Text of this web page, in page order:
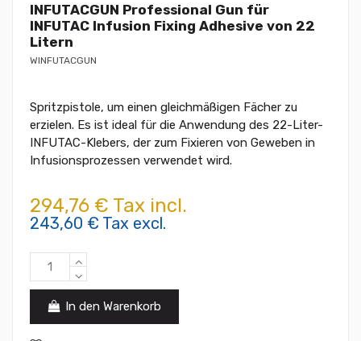
INFUTACGUN Professional Gun für
INFUTAC Infusion Fixing Adhesive von 22
Litern
WINFUTACGUN
Spritzpistole, um einen gleichmäßigen Fächer zu
erzielen. Es ist ideal für die Anwendung des 22-Liter-
INFUTAC-Klebers, der zum Fixieren von Geweben in
Infusionsprozessen verwendet wird.
294,76 € Tax incl.
243,60 € Tax excl.
In den Warenkorb